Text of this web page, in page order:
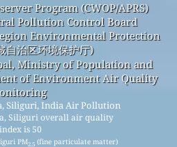
Program (CWOP/APRS)
Pollution Control Board
Environmental Protection
自治区环境保护厅)
Ministry of Population and
of Environment Air Quality
Siliguri, India Air Pollution
Siliguri overall air quality
index is 50
PM2.5 (fine particulate matter)